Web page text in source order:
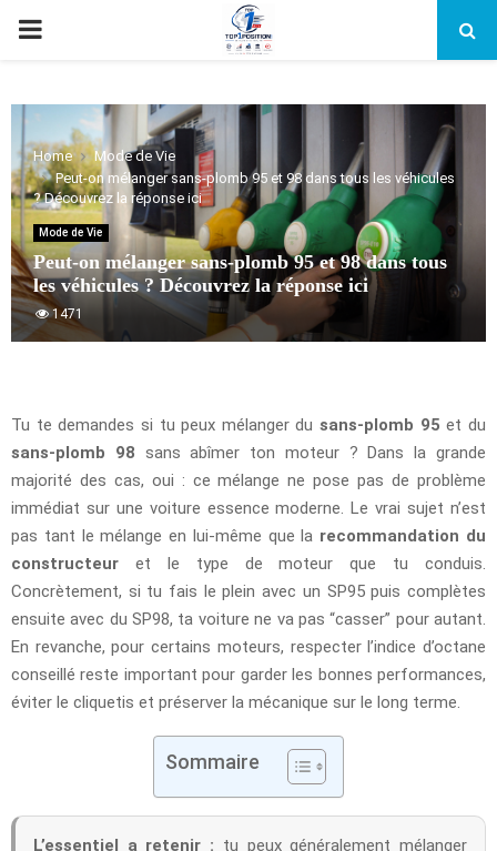
PRIMARY
Home
Mode de Vie
Peut-on mélanger sans-plomb 95 et 98 dans tous les véhicules
? Découvrez la réponse ici
Mode de Vie
Peut-on mélanger sans-plomb 95 et 98 dans tous
les véhicules ? Découvrez la réponse ici
1471
Tu te demandes si tu peux mélanger dusans-plomb 95 et du
sans-plomb 98 sans abîmer ton moteur ? Dans la grande
majorité des cas, oui : ce mélange ne pose pas de problème
immédiat sur une voiture essence moderne. Le vrai sujet n’est
pas tant le mélange en lui-même que la recommandation du
constructeur et le type de moteur que tu conduis.
Concrètement, si tu fais le plein avec un SP95 puis complètes
ensuite avec du SP98, ta voiture ne va pas “casser” pour autant.
En revanche, pour certains moteurs, respecter l’indice d’octane
conseillé reste important pour garder les bonnes performances,
éviter le cliquetis et préserver la mécanique sur le long terme.
Sommaire
L’essentiel a retenir : tu peux généralement mélanger